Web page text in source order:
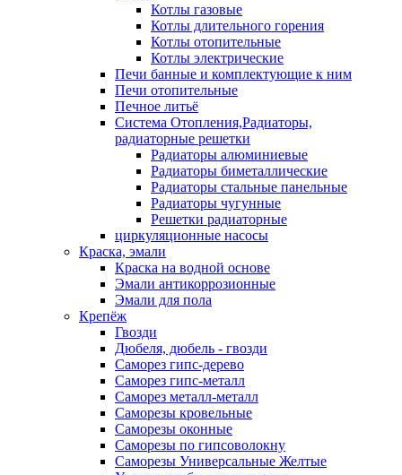
Котлы газовые
Котлы длительного горения
Котлы отопительные
Котлы электрические
Печи банные и комплектующие к ним
Печи отопительные
Печное литьё
Система Отопления,Радиаторы,
радиаторные решетки
Радиаторы алюминиевые
Радиаторы биметаллические
Радиаторы стальные панельные
Радиаторы чугунные
Решетки радиаторные
циркуляционные насосы
Краска, эмали
Краска на водной основе
Эмали антикоррозионные
Эмали для пола
Крепёж
Гвозди
Дюбеля, дюбель - гвозди
Саморез гипс-дерево
Саморез гипс-металл
Саморез металл-металл
Саморезы кровельные
Саморезы оконные
Саморезы по гипсоволокну
Саморезы Универсальные Желтые